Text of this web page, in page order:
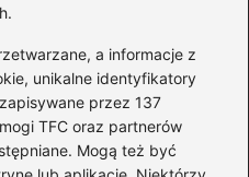
a informacje z
unikalne identyfikatory
przez 137
TFC oraz partnerów
Mogą też być